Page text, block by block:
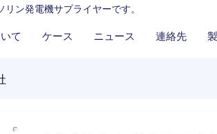
ン発電機サプライヤーです。
て ケース ニュース 連絡先